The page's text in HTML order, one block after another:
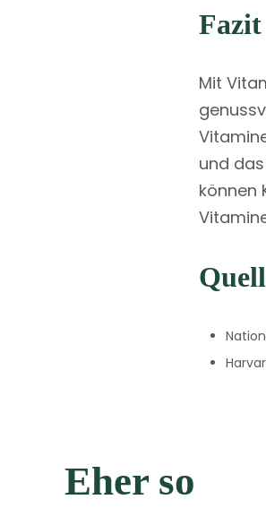
Fazit
Mit
und
können
Eher so